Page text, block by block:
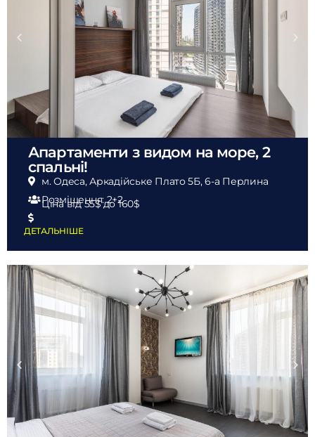
Апартаменти з видом на море, 2
спальні!
м. Одеса, Аркадійське Плато 5Б, 6-а Перлина
Розміщення: 2+2
Ціна від 55$до 160$
ДЕТАЛЬНІШЕ